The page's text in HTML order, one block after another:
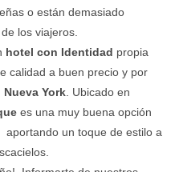
o están demasiado
los viajeros.
hotel con Identidad propia
calidad a buen precio y por
York. Ubicado en
es una muy buena opción
un toque de estilo a